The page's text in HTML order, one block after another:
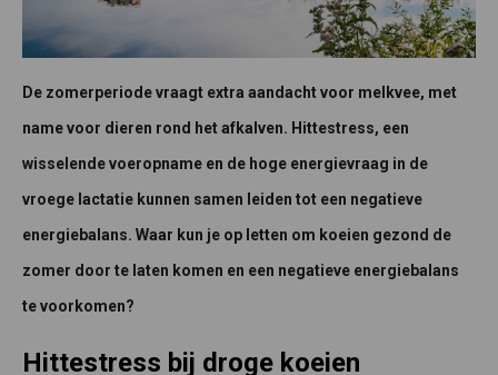
De zomerperiode vraagt extra aandacht voor melkvee, met
name voor dieren rond het afkalven. Hittestress, een
wisselende voeropname en de hoge energievraag in de
vroege lactatie kunnen samen leiden tot een negatieve
energiebalans. Waar kun je op letten om koeien gezond de
zomer door te laten komen en een negatieve energiebalans
te voorkomen?
Hittestress bij droge koeien